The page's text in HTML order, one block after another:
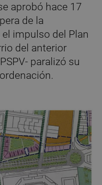
aprobó hace 17
de la
impulso del Plan
del anterior
paralizó su